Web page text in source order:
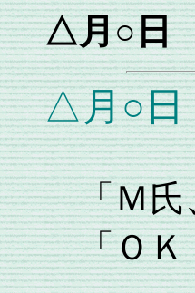
△月○日
△月○日
「Ｍ氏
「ＯＫ